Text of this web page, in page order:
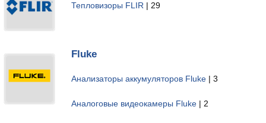
Тепловизоры FLIR | 29
Fluke
Анализаторы аккумуляторов Fluke | 3
Аналоговые видеокамеры Fluke | 2